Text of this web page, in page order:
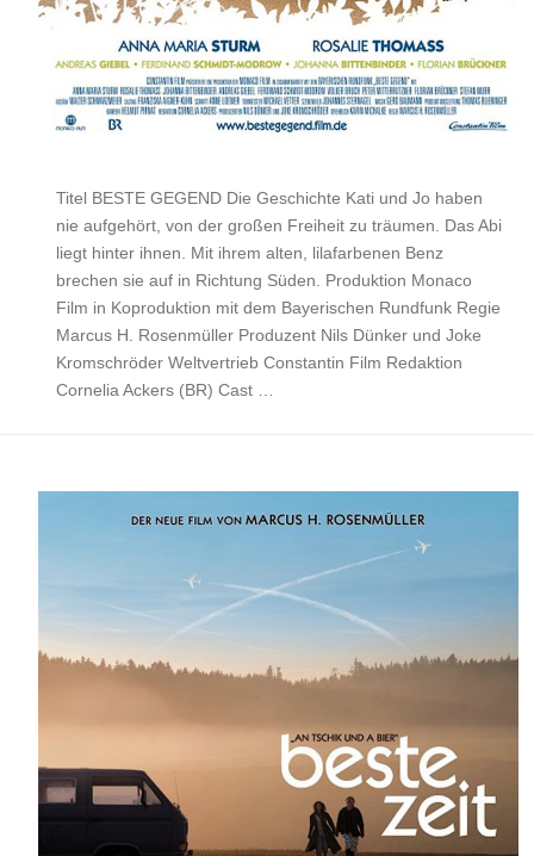
Titel BESTE GEGEND Die Geschichte Kati und Jo haben
nie aufgehört, von der großen Freiheit zu träumen. Das Abi
liegt hinter ihnen. Mit ihrem alten, lilafarbenen Benz
brechen sie auf in Richtung Süden. Produktion Monaco
Film in Koproduktion mit dem Bayerischen Rundfunk Regie
Marcus H. Rosenmüller Produzent Nils Dünker und Joke
Kromschröder Weltvertrieb Constantin Film Redaktion
Cornelia Ackers (BR) Cast …